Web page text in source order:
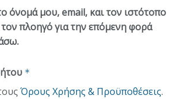
όνομά μου, email, και τον ιστότοπο
πλοηγό για την επόμενη φορά
*
Όρους Χρήσης & Προϋποθέσεις.